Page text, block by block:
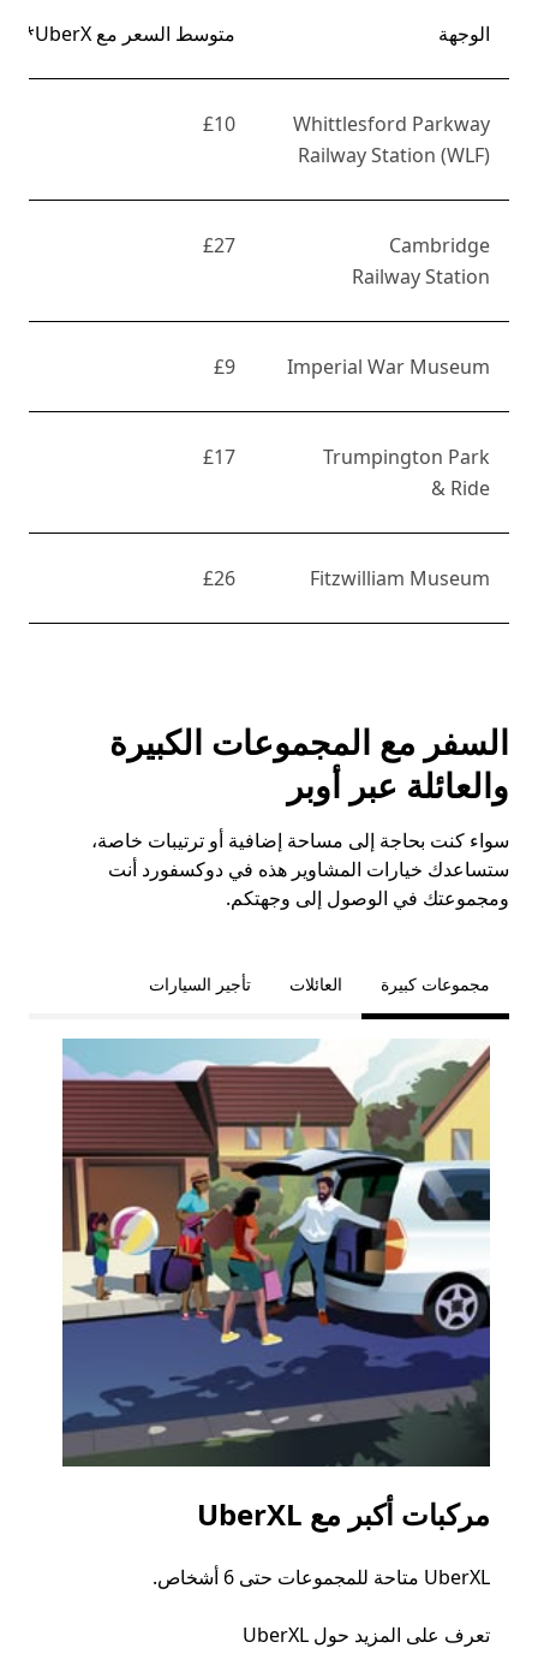
الوجهة متوسط السعر مع UberX*
Whittlesford Parkway
Railway Station (WLF)
£10
Cambridge
Railway Station
£27
Imperial War Museum
£9
Trumpington Park
& Ride
£17
Fitzwilliam Museum
£26
السفر مع المجموعات الكبيرة
والعائلة عبر أوبر
سواء كنت بحاجة إلى مساحة إضافية أو ترتيبات خاصة،
ستساعدك خيارات المشاوير هذه في دوكسفورد أنت
ومجموعتك في الوصول إلى وجهتكم.
مجموعات كبيرة العائلات تأجير السيارات
مركبات أكبر مع UberXL
UberXL متاحة للمجموعات حتى 6 أشخاص.
تعرف على المزيد حول UberXL